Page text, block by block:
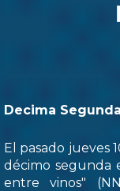
Decima
El pasado jueves
décimo segunda
entre vinos"